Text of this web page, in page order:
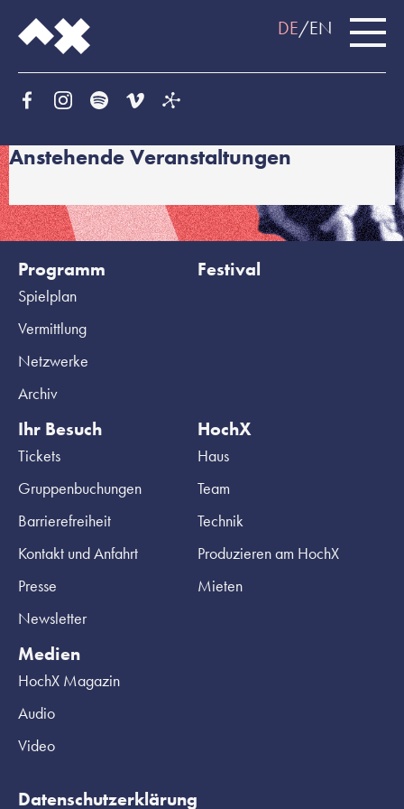
DE EN
Anstehende Veranstaltungen
Programm
Spielplan
Vermittlung
Netzwerke
Archiv
Festival
Ihr Besuch
Tickets
Gruppenbuchungen
Barrierefreiheit
Kontakt und Anfahrt
Presse
Newsletter
HochX
Haus
Team
Technik
Produzieren am HochX
Mieten
Medien
HochX Magazin
Audio
Video
Datenschutzerklärung